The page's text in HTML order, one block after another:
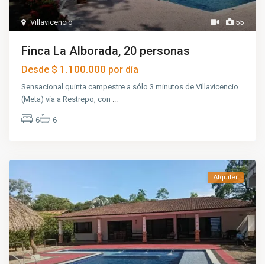
55
Villavicencio
Finca La Alborada, 20 personas
Desde $ 1.100.000 por día
Sensacional quinta campestre a sólo 3 minutos de Villavicencio
(Meta) vía a Restrepo, con ...
6 6
Alquiler